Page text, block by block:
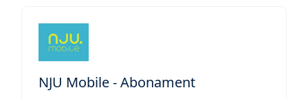
NJU Mobile - Abonament